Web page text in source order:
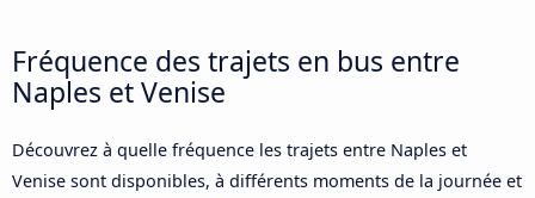
Fréquence des trajets en bus entre
Naples et Venise
Découvrez à quelle fréquence les trajets entre Naples et
Venise sont disponibles, à différents moments de la journée et